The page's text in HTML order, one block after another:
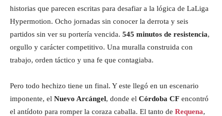
historias que parecen escritas para desafiar a la lógica de LaLiga
Hypermotion. Ocho jornadas sin conocer la derrota y seis
partidos sin ver su portería vencida. 545 minutos de resistencia,
orgullo y carácter competitivo. Una muralla construida con
trabajo, orden táctico y una fe que contagiaba.
Pero todo hechizo tiene un final. Y este llegó en un escenario
imponente, el Nuevo Arcángel, donde el Córdoba CF encontró
el antídoto para romper la coraza caballa. El tanto de Requena,